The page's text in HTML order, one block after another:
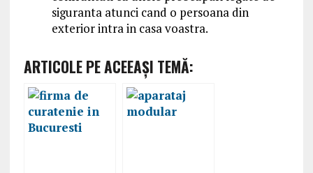
siguranta atunci cand o persoana din
exterior intra in casa voastra.
ARTICOLE PE ACEEAŞI TEMĂ: